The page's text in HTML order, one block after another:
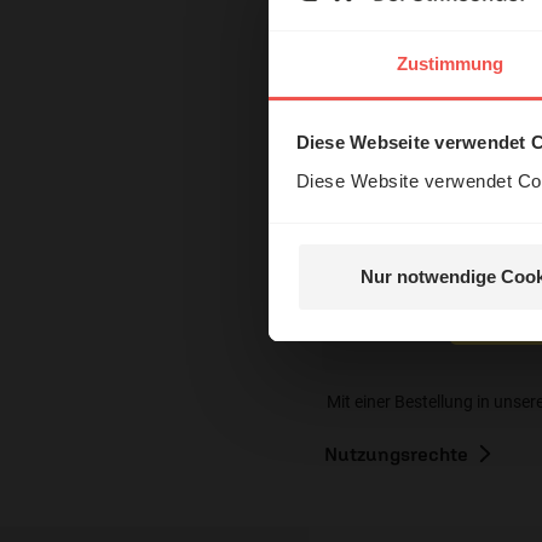
Zustimmung
Diese Webseite verwendet
Diese Website verwendet
Nur notwendige
Produkte zur
Mit einer Bestellung in
Nutzungsrechte
Das
und